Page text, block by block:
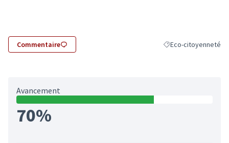
Commentaire Filtrer les résultats
Eco-citoyenneté
Avancement
70%